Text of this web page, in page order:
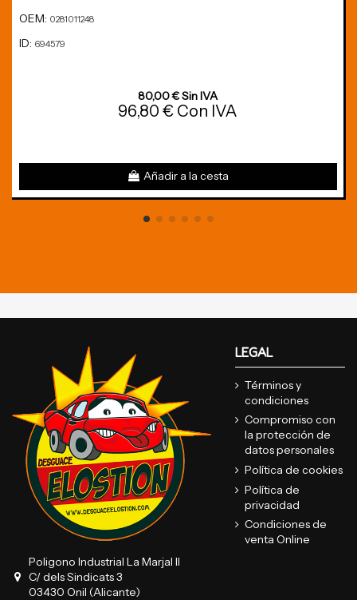
OEM: 0281011248
ID: 694579
80,00 € Sin IVA
96,80 € Con IVA
Añadir a la cesta
Poligono Industrial La Marjal II
C/ dels Sindicats 3
03430 Onil (Alicante)
LEGAL
Términos y
condiciones
Compromiso con
la protección de
datos personales
Política de cookies
Política de
privacidad
Condiciones de
venta Online